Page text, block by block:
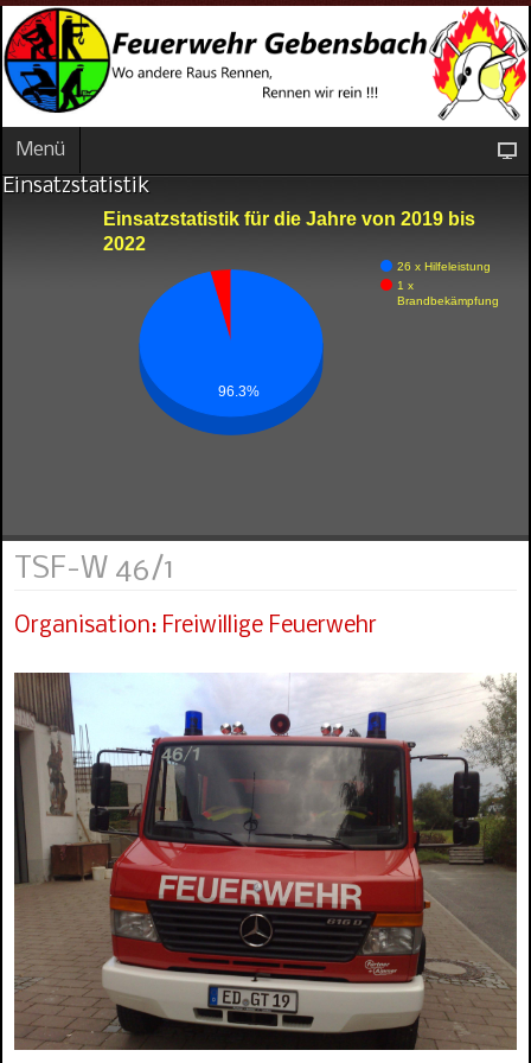
Menü
Einsatzstatistik
Einsatzstatistik für die Jahre von 2019 bis
2022
26 x Hilfeleistung
1 x
Brandbekämpfung
96.3%
TSF-W 46/1
Organisation: Freiwillige Feuerwehr